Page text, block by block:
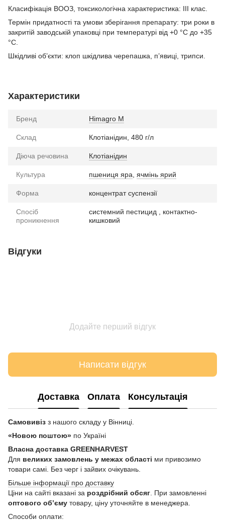
Класифікація ВООЗ, токсикологічна характеристика: IІI клас.
Термін придатності та умови зберігання препарату: три роки в
закритій заводській упаковці при температурі від +0 °С до +35
°С.
Шкідливі об’єкти: клоп шкідлива черепашка, п’явиці, трипси.
Характеристики
Бренд Himagro M
Склад Клотіанідин, 480 г/л
Діюча речовина Клотіанідин
Культура пшениця яра ячмінь ярий
Форма концентрат суспензії
Спосіб
проникнення
системний пестицид , контактно-
кишковий
Відгуки
Додайте перший відгук
Написати відгук
Доставка Оплата Консультація
Самовивіз з нашого складу у Вінниці.
«Новою поштою» по Україні
Власна доставка GREENHARVEST
Для великих замовлень у межах області ми привозимо
товари самі. Без черг і зайвих очікувань.
Більше інформації про доставку
Ціни на сайті вказані за роздрібний обсяг . При замовленні
оптового об’єму товару, ціну уточняйте в менеджера.
Способи оплати: